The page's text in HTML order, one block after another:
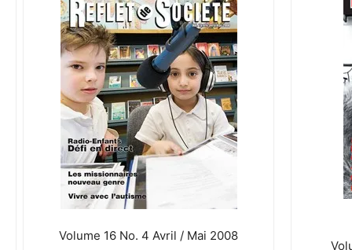
Volume 16 No. 4 Avril / Mai 2008